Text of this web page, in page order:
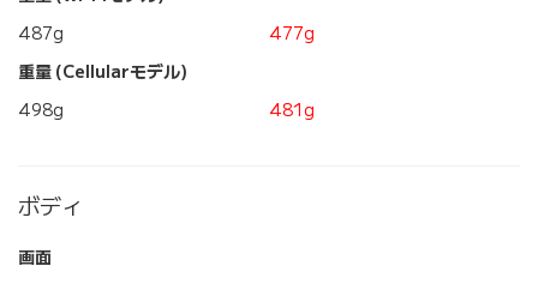
487g
477g
重量 (Cellularモデル)
498g
481g
ボディ
画面